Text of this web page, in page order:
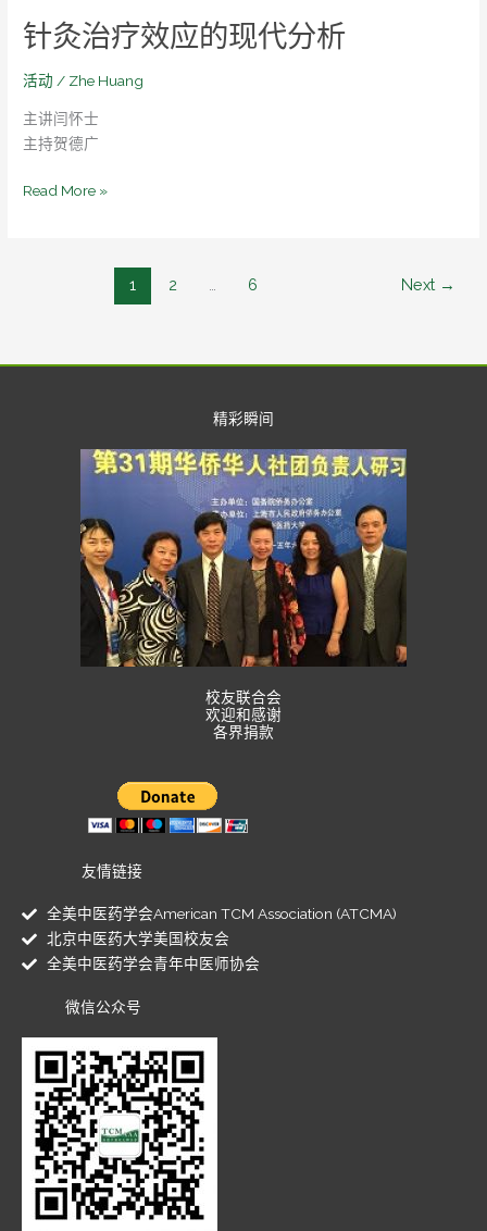
针灸治疗效应的现代分析
活动 / Zhe Huang
主讲闫怀士
主持贺德广
Read More »
1 2 6 Next →
精彩瞬间
校友联合会
欢迎和感谢
各界捐款
友情链接
全美中医药学会American TCM Association (ATCMA)
北京中医药大学美国校友会
全美中医药学会青年中医师协会
微信公众号